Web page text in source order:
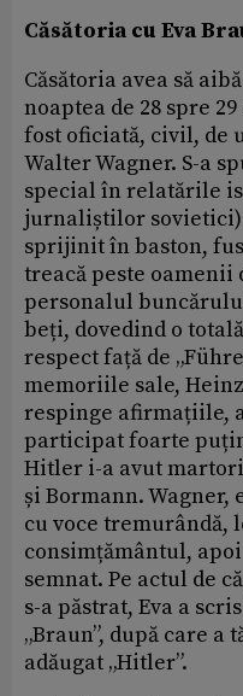
Căsătoria cu Eva
Căsătoria avea să
noaptea de 28 spre
fost oficiată, civil, de
Walter Wagner. S-a
special în relatările
jurnaliștilor sovietici)
sprijinit în baston,
treacă peste oamenii
personalul
beți, dovedind o
respect față de
memoriile sale,
respinge afirmațiile,
participat foarte
Hitler i-a avut
și Bormann. Wagner,
cu voce tremurândă,
consimțământul,
semnat. Pe actul de
s-a păstrat, Eva a
„Braun”, după care a
adăugat „Hitler”.